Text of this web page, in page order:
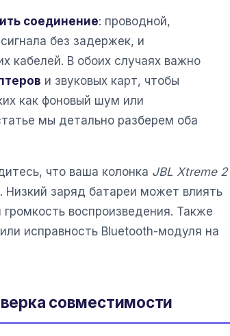
соединение: проводной,
без задержек, и
кабелей. В обоих случаях важно
и звуковых карт, чтобы
как фоновый шум или
мы детально разберем оба
что ваша колонка JBL Xtreme 2
заряд батареи может влиять
воспроизведения. Также
исправность Bluetooth-модуля на
совместимости